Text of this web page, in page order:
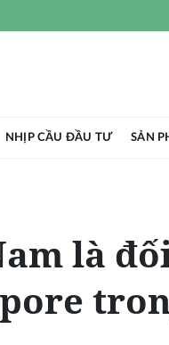
NHỊP CẦU ĐẦU TƯ SẢN
là